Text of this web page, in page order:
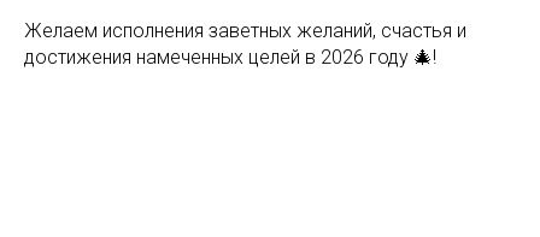
Желаем исполнения заветных желаний, счастья и
достижения намеченных целей в 2026 году 🎄!